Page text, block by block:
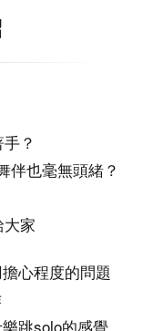
？
伴也毫無頭緒？
家
心程度的問題
跳solo的感覺